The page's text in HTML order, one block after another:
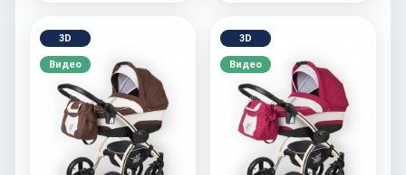
3D
Видео
3D
Видео